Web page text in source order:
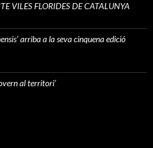
VILES FLORIDES DE CATALUNYA
arriba a la seva cinquena edició
al territori’